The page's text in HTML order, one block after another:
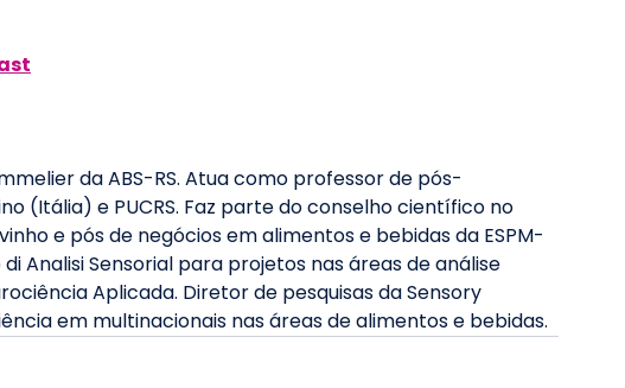
da ABS-RS. Atua como professor de pós-
(Itália) e PUCRS. Faz parte do conselho científico no
e pós de negócios em alimentos e bebidas da ESPM-
Analisi Sensorial para projetos nas áreas de análise
Aplicada. Diretor de pesquisas da Sensory
em multinacionais nas áreas de alimentos e bebidas.